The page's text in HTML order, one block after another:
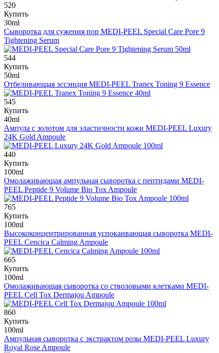
520
Купить
30ml
Сыворотка для сужения пор MEDI-PEEL Special Care Pore 9
Tightening Serum
544
Купить
50ml
Отбеливающая эссэнция MEDI-PEEL Tranex Toning 9 Essence
545
Купить
40ml
Ампула с золотом для эластичности кожи MEDI-PEEL Luxury
24K Gold Ampoule
440
Купить
100ml
Омолаживающая ампульная сыворотка с пептидами MEDI-
PEEL Peptide 9 Volume Bio Tox Ampoule
765
Купить
100ml
Высококонцентрированная успокаивающая сыворотка MEDI-
PEEL Cencica Calming Ampoule
665
Купить
100ml
Омолаживающая сыворотка со стволовыми клетками MEDI-
PEEL Cell Tox Dermajou Ampoule
860
Купить
100ml
Ампульная сыворотка с экстрактом розы MEDI-PEEL Luxury
Royal Rose Ampoule